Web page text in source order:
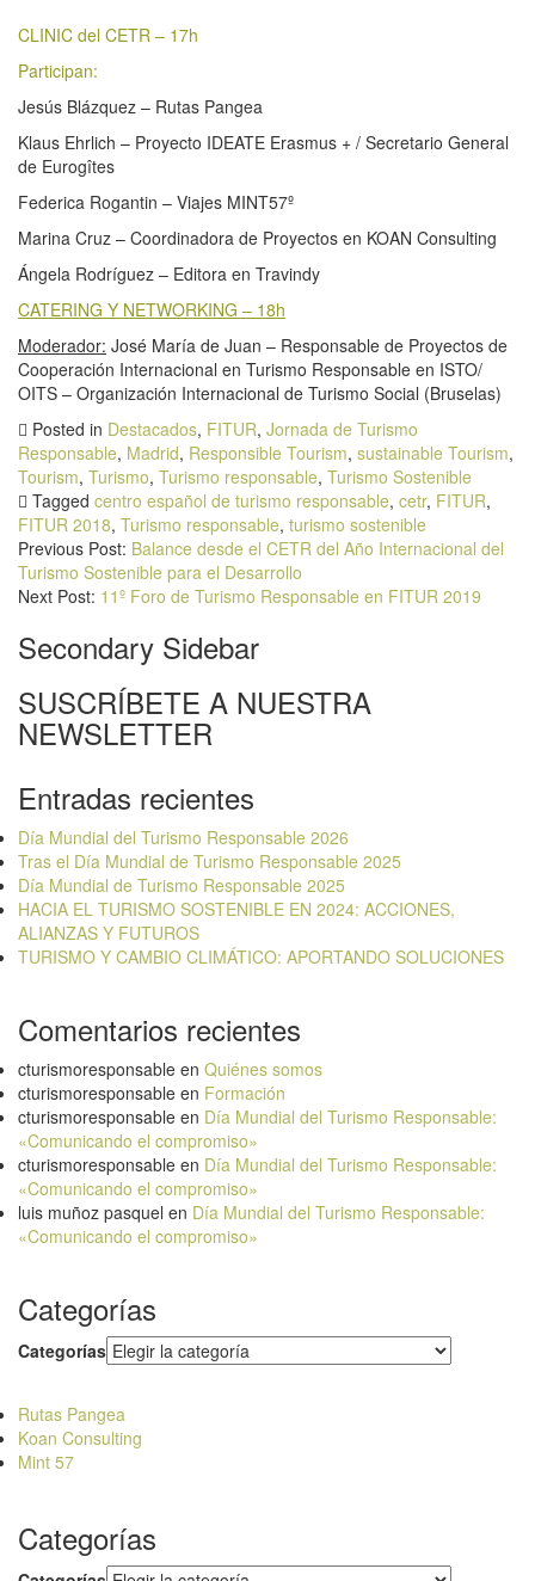
CLINIC del CETR – 17h
Participan:
Jesús Blázquez – Rutas Pangea
Klaus Ehrlich – Proyecto IDEATE Erasmus + / Secretario General
de Eurogîtes
Federica Rogantin – Viajes MINT57º
Marina Cruz – Coordinadora de Proyectos en KOAN Consulting
Ángela Rodríguez – Editora en Travindy
CATERING Y NETWORKING – 18h
Moderador: José María de Juan – Responsable de Proyectos de
Cooperación Internacional en Turismo Responsable en ISTO/
OITS – Organización Internacional de Turismo Social (Bruselas)
Posted in Destacados, FITUR, Jornada de Turismo
Responsable, Madrid, Responsible Tourism, sustainable Tourism,
Tourism, Turismo, Turismo responsable, Turismo Sostenible
Tagged centro español de turismo responsable, cetr, FITUR,
FITUR 2018, Turismo responsable, turismo sostenible
Previous Post: Balance desde el CETR del Año Internacional del
Turismo Sostenible para el Desarrollo
Next Post: 11º Foro de Turismo Responsable en FITUR 2019
Secondary Sidebar
SUSCRÍBETE A NUESTRA
NEWSLETTER
Entradas recientes
Día Mundial del Turismo Responsable 2026
Tras el Día Mundial de Turismo Responsable 2025
Día Mundial de Turismo Responsable 2025
HACIA EL TURISMO SOSTENIBLE EN 2024: ACCIONES,
ALIANZAS Y FUTUROS
TURISMO Y CAMBIO CLIMÁTICO: APORTANDO SOLUCIONES
Comentarios recientes
cturismoresponsable en Quiénes somos
cturismoresponsable en Formación
cturismoresponsable en Día Mundial del Turismo Responsable:
«Comunicando el compromiso»
cturismoresponsable en Día Mundial del Turismo Responsable:
«Comunicando el compromiso»
luis muñoz pasquel en Día Mundial del Turismo Responsable:
«Comunicando el compromiso»
Categorías
Categorías
Rutas Pangea
Koan Consulting
Mint 57
Categorías